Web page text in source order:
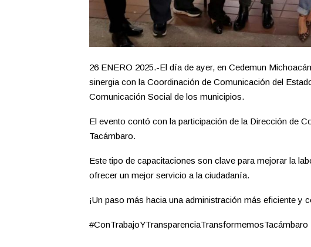
26 ENERO 2025.-El día de ayer, en Cedemun
sinergia con la Coordinación de Comunicación del
Comunicación Social de los municipios.
El evento contó con la participación de la Dirección de
Tacámbaro.
Este tipo de capacitaciones son clave para mejorar la
ofrecer un mejor servicio a la ciudadanía.
¡Un paso más hacia una administración más eficiente y